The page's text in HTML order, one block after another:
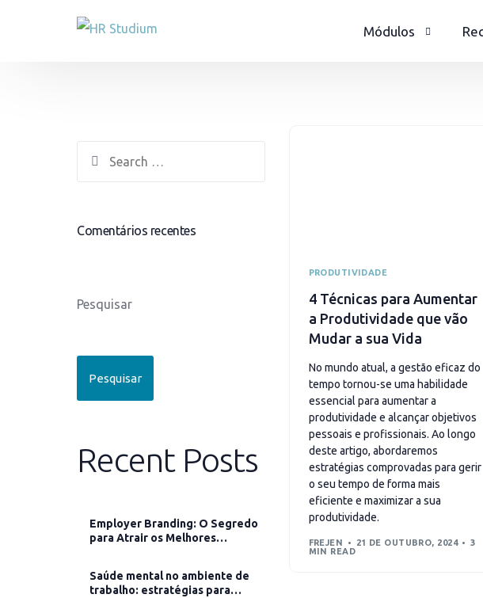
Módulos
Onboarding
Avaliação de Desempenho
Pedido de admissão
PRODUTIVIDADE
4 Técnicas para Aumentar
a Produtividade que vão
Mudar a sua Vida
No mundo atual, a gestão eficaz do
tempo tornou-se uma habilidade
essencial para aumentar a
produtividade e alcançar objetivos
pessoais e profissionais. Ao longo
deste artigo, abordaremos
estratégias comprovadas para gerir
o seu tempo de forma mais
eficiente e maximizar a sua
produtividade.
FREJEN 21 DE OUTUBRO, 2024
3
MIN READ
Comentários recentes
Pesquisar
Pesquisar
Recent Posts
Employer Branding: O Segredo
para Atrair os Melhores
Saúde mental no ambiente de
trabalho: estratégias para